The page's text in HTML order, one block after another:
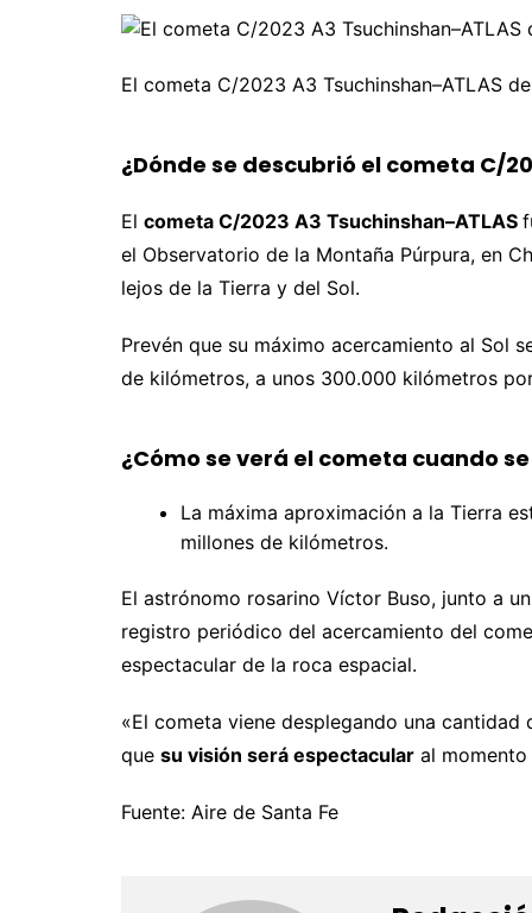
El cometa C/2023 A3 Tsuchinshan–ATLAS
¿Dónde se descubrió el cometa C/
El cometa C/2023 A3 Tsuchinshan–ATLAS
el Observatorio de la Montaña Púrpura, en
lejos de la Tierra y del Sol.
Prevén que su máximo acercamiento al Sol
de kilómetros, a unos 300.000 kilómetros
¿Cómo se verá el cometa cuando
La máxima aproximación a la Tierra
millones de kilómetros.
El astrónomo rosarino Víctor Buso, junto a
registro periódico del acercamiento del
espectacular de la roca espacial.
«El cometa viene desplegando una
que su visión será espectacular al
Fuente: Aire de Santa Fe